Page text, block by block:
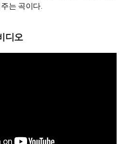
는 곡이다.
디오